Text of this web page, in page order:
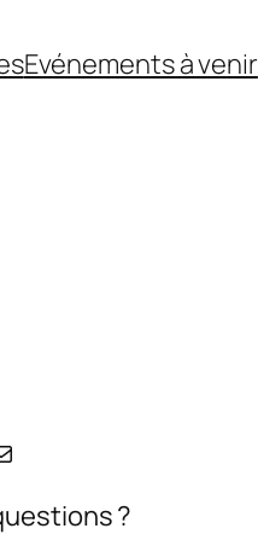
Evénements à venir
?